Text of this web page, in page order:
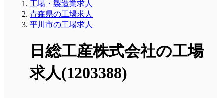
工場・製造業求人
青森県の工場求人
平川市の工場求人
日総工産株式会社の工場
求人(1203388)